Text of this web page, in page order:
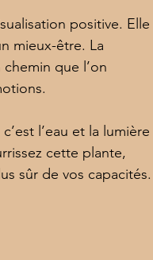
positive. Elle
mieux-être. La
que l’on
l’eau et la lumière
cette plante,
sûr de vos capacités.